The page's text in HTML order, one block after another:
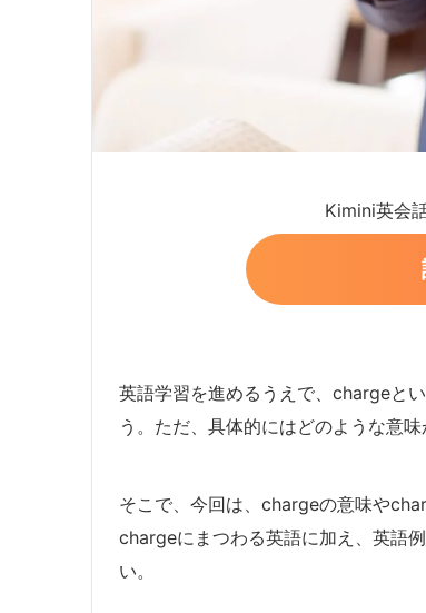
Kimini英会
英語学習を進めるうえで、chargeと
う。ただ、具体的にはどのような意
そこで、今回は、chargeの意味や
chargeにまつわる英語に加え、英語
い。